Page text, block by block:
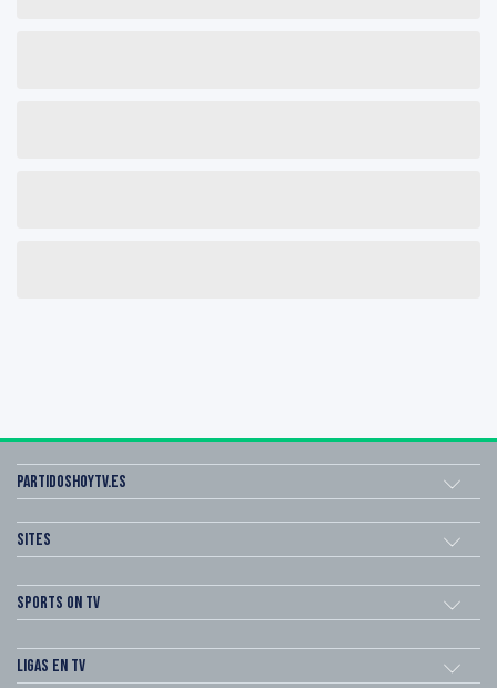
Partidoshoytv.es
Sites
Sports on TV
Ligas en TV